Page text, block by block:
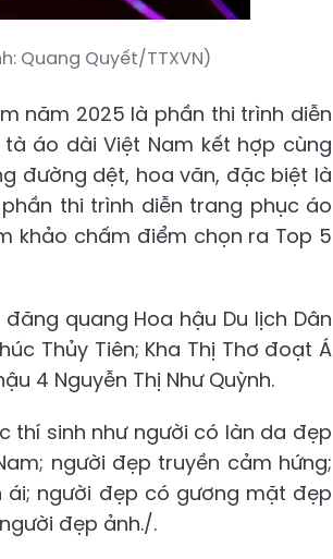
Quang Quyết/TTXVN)
năm 2025 là phần thi trình diễn
áo dài Việt Nam kết hợp cùng
đường dệt, hoa văn, đặc biệt là
thi trình diễn trang phục áo
khảo chấm điểm chọn ra Top 5
quang Hoa hậu Du lịch Dân
Thủy Tiên; Kha Thị Thơ đoạt Á
4 Nguyễn Thị Như Quỳnh.
thí sinh như người có làn da đẹp
người đẹp truyền cảm hứng;
ái; người đẹp có gương mặt đẹp
đẹp ảnh./.